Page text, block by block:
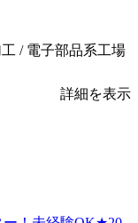
/ 電子部品系工場
詳細を表示